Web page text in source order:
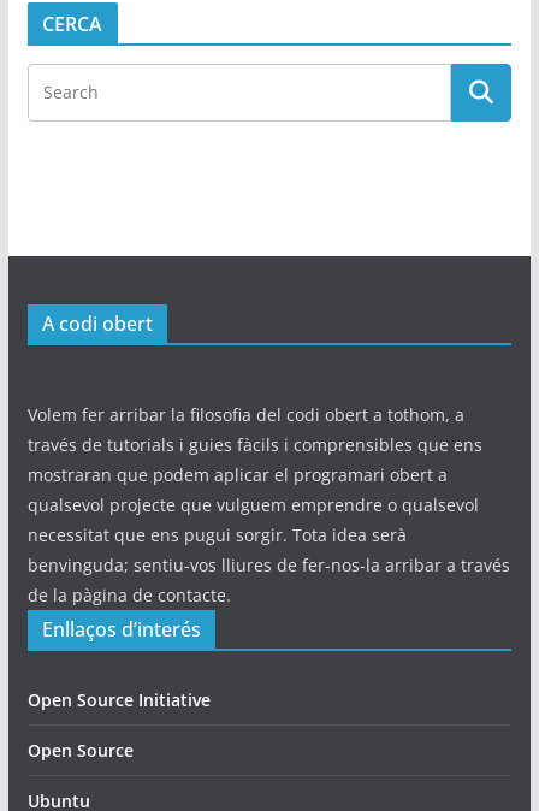
CERCA
A codi obert
Volem fer arribar la filosofia del codi obert a tothom, a
través de tutorials i guies fàcils i comprensibles que ens
mostraran que podem aplicar el programari obert a
qualsevol projecte que vulguem emprendre o qualsevol
necessitat que ens pugui sorgir. Tota idea serà
benvinguda; sentiu-vos lliures de fer-nos-la arribar a través
de la pàgina de contacte.
Enllaços d’interés
Open Source Initiative
Open Source
Ubuntu